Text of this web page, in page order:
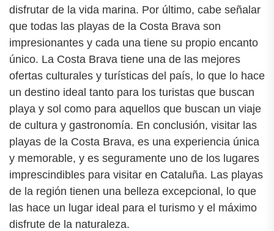
disfrutar de la vida marina. Por último, cabe señalar
que todas las playas de la Costa Brava son
impresionantes y cada una tiene su propio encanto
único. La Costa Brava tiene una de las mejores
ofertas culturales y turísticas del país, lo que lo hace
un destino ideal tanto para los turistas que buscan
playa y sol como para aquellos que buscan un viaje
de cultura y gastronomía. En conclusión, visitar las
playas de la Costa Brava, es una experiencia única
y memorable, y es seguramente uno de los lugares
imprescindibles para visitar en Cataluña. Las playas
de la región tienen una belleza excepcional, lo que
las hace un lugar ideal para el turismo y el máximo
disfrute de la naturaleza.